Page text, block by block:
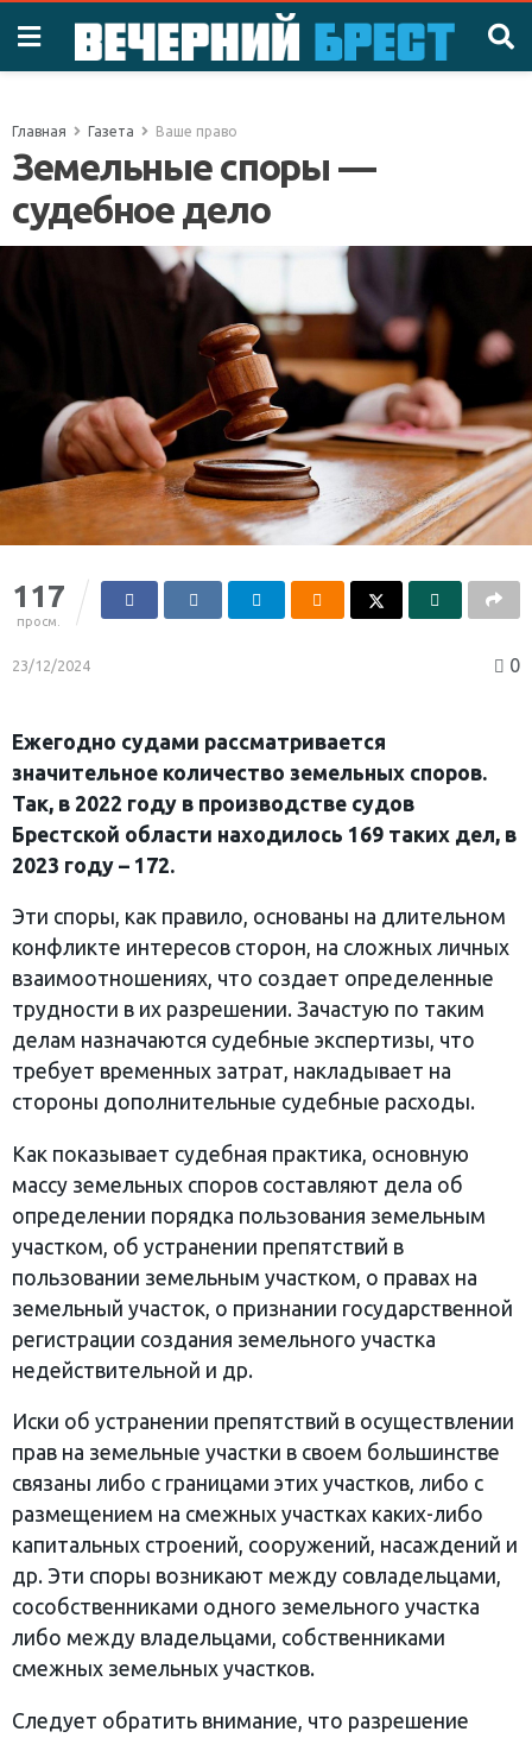
Главная Газета Ваше право
Земельные споры —
судебное дело
117
просм.
23/12/2024 0
Ежегодно судами рассматривается
значительное количество земельных споров.
Так, в 2022 году в производстве судов
Брестской области находилось 169 таких дел, в
2023 году – 172.
Эти споры, как правило, основаны на длительном
конфликте интересов сторон, на сложных личных
взаимоотношениях, что создает определенные
трудности в их разрешении. Зачастую по таким
делам назначаются судебные экспертизы, что
требует временных затрат, накладывает на
стороны дополнительные судебные расходы.
Как показывает судебная практика, основную
массу земельных споров составляют дела об
определении порядка пользования земельным
участком, об устранении препятствий в
пользовании земельным участком, о правах на
земельный участок, о признании государственной
регистрации создания земельного участка
недействительной и др.
Иски об устранении препятствий в осуществлении
прав на земельные участки в своем большинстве
связаны либо с границами этих участков, либо с
размещением на смежных участках каких-либо
капитальных строений, сооружений, насаждений и
др. Эти споры возникают между совладельцами,
сособственниками одного земельного участка
либо между владельцами, собственниками
смежных земельных участков.
Следует обратить внимание, что разрешение